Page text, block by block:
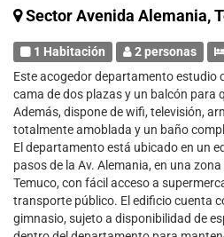
Sector Avenida Alemania,
1 Habitación 2 personas
Este acogedor departamento estudio
cama de dos plazas y un balcón para
Además, dispone de wifi, televisión,
totalmente amoblada y un baño
El departamento está ubicado en un
pasos de la Av. Alemania, en una
Temuco, con fácil acceso a
transporte público. El edificio cuenta
gimnasio, sujeto a disponibilidad de